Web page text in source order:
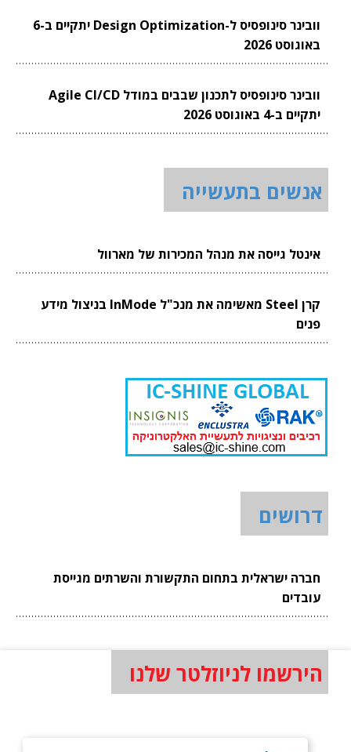
וובינר סינופסיס ל-Design Optimization יתקיים ב-6
באוגוסט 2026
וובינר סינופסיס לתכנון שבבים במודל Agile CI/CD
יתקיים ב-4 באוגוסט 2026
אנשים בתעשייה
אינטל גייסה את מנהל המכירות של מארוול
קרן Steel מאשימה את מנכ"ל InMode בניצול מידע
פנים
דרושים
חברה ישראלית בתחום התקשורת והשרתים מגייסת
עובדים
הירשמו לניוזלטר שלנו